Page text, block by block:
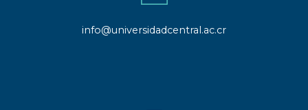
info@universidadcentral.ac.cr